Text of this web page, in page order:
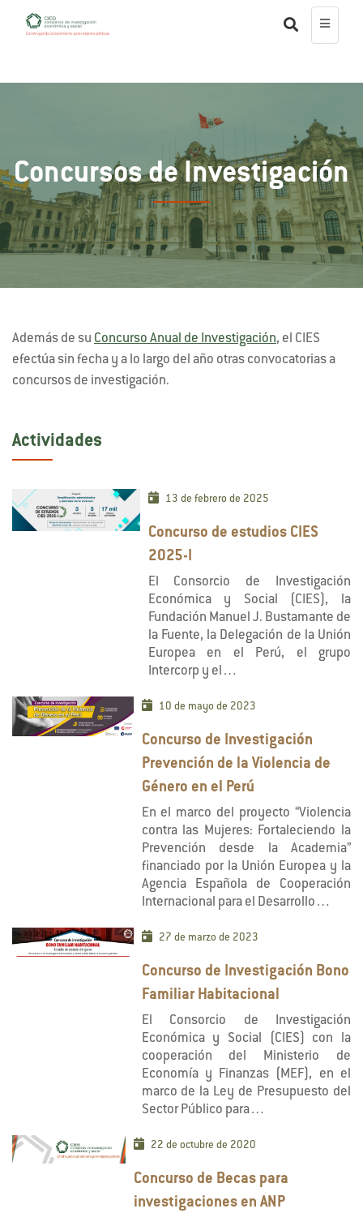
Concursos de Investigación
Además de su Concurso Anual de Investigación, el CIES
efectúa sin fecha y a lo largo del año otras convocatorias a
concursos de investigación.
Actividades
13 de febrero de 2025
Concurso de estudios CIES
2025-I
El Consorcio de Investigación
Económica y Social (CIES), la
Fundación Manuel J. Bustamante de
la Fuente, la Delegación de la Unión
Europea en el Perú, el grupo
Intercorp y el…
10 de mayo de 2023
Concurso de Investigación
Prevención de la Violencia de
Género en el Perú
En el marco del proyecto “Violencia
contra las Mujeres: Fortaleciendo la
Prevención desde la Academia”
financiado por la Unión Europea y la
Agencia Española de Cooperación
Internacional para el Desarrollo…
27 de marzo de 2023
Concurso de Investigación Bono
Familiar Habitacional
El Consorcio de Investigación
Económica y Social (CIES) con la
cooperación del Ministerio de
Economía y Finanzas (MEF), en el
marco de la Ley de Presupuesto del
Sector Público para…
22 de octubre de 2020
Concurso de Becas para
investigaciones en ANP